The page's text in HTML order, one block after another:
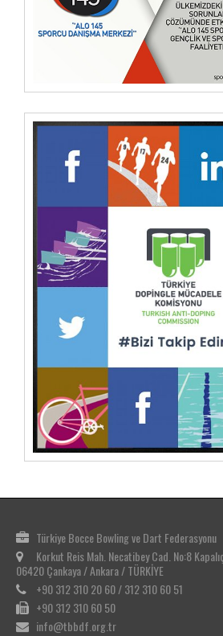
Türkiye Bocce Bowling ve Dart Federasyonu
Korkut Reis Mah. Necatibey Cad. No:8
06420 Çankaya / Ankara / TÜRKİYE
+90 312 310 20 60 / 312 310 60 51
+90 312 310 60 50
info@tbbdf.org.tr